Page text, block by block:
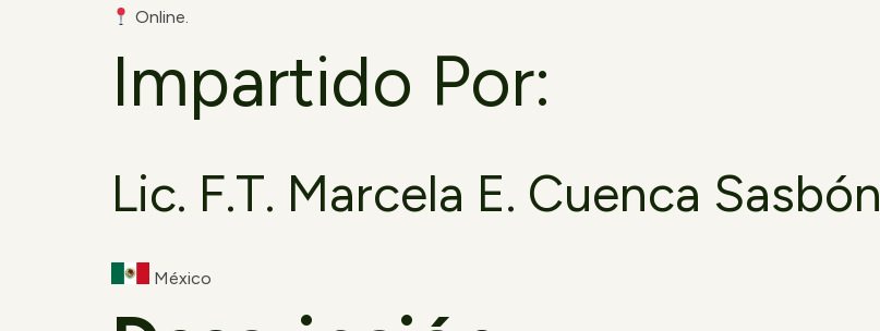
Online.
Impartido Por:
Lic. F.T. Marcela E. Cuenca Sasbón
México